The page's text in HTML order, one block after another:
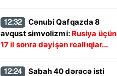
12:32
avqust simvolizmi: Rusiya üçün
17 il sonra dəyişən reallıqlar...
12:24